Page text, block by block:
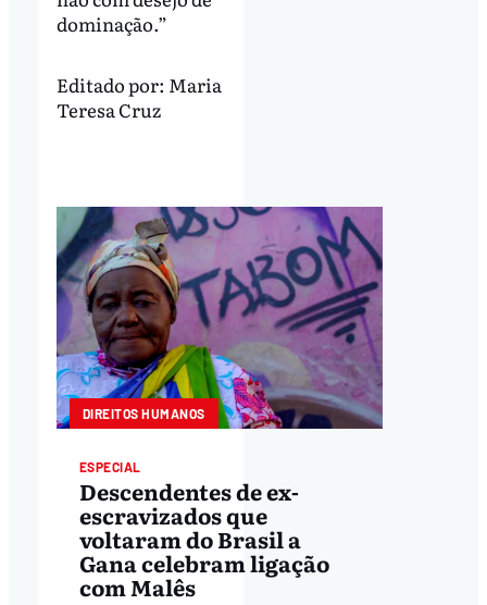
dominação.”
Editado por: Maria
Teresa Cruz
DIREITOS HUMANOS
ESPECIAL
Descendentes de ex-
escravizados que
voltaram do Brasil a
Gana celebram ligação
com Malês